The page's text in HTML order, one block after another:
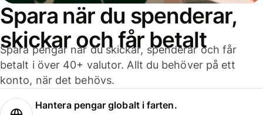
Spara när du spenderar,
skickar och får betalt
Spara pengar när du skickar, spenderar och får
betalt i över 40+ valutor. Allt du behöver på ett
konto, när det behövs.
Hantera pengar globalt i farten.